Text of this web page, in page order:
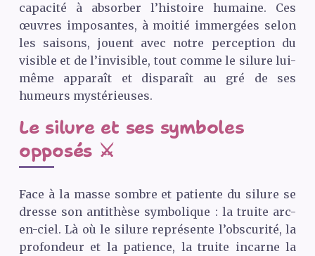
capacité à absorber l’histoire humaine. Ces
œuvres imposantes, à moitié immergées selon
les saisons, jouent avec notre perception du
visible et de l’invisible, tout comme le silure lui-
même apparaît et disparaît au gré de ses
humeurs mystérieuses.
Le silure et ses symboles
opposés ⚔️
Face à la masse sombre et patiente du silure se
dresse son antithèse symbolique : la truite arc-
en-ciel. Là où le silure représente l’obscurité, la
profondeur et la patience, la truite incarne la